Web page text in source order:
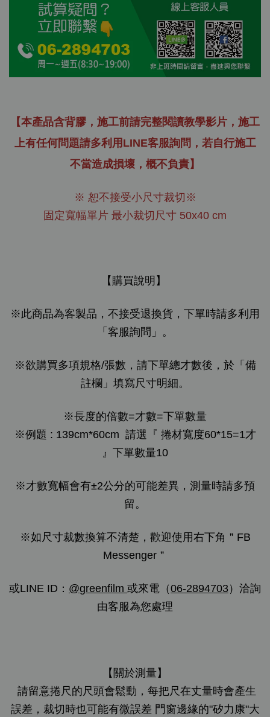
【本產品含背膠，施工前請完整閱讀教學影片，施工
上有任何問題請多利用LINE客服詢問，若自行施工
不當造成損壞，概不負責】
※ 恕不接受小尺寸裁切※
固定寬幅單片 最小裁切尺寸 50x40 cm
【購買說明】
※此商品為客製品，不接受退換貨，下單時請多利用
「客服詢問」。
※欲購買多項規格/張數，請下單總才數後，於「備
註欄」填寫尺寸明細。
※長度的倍數=才數=下單數量
※例題 : 139cm*60cm 請選『 捲材寬度60*15=1才
』下單數量10
※才數寬幅會有±2公分的可能差異，測量時請多預
留。
※如尺寸裁數換算不清楚，歡迎使用右下角＂FB
Messenger＂
或LINE ID： @greenfilm 或來電（06-2894703）洽詢
由客服為您處理
【關於測量】
請留意捲尺的尺頭會鬆動，每把尺在丈量時會產生
誤差，裁切時也可能有微誤差 門窗邊緣的"矽力康"大